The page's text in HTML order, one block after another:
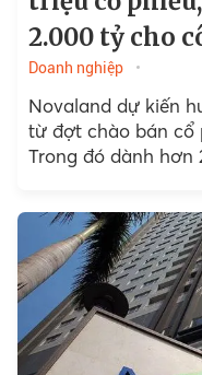
2.000 tỷ cho
Doanh nghiệp
Novaland dự kiến
từ đợt chào bán cổ
Trong đó dành hơn